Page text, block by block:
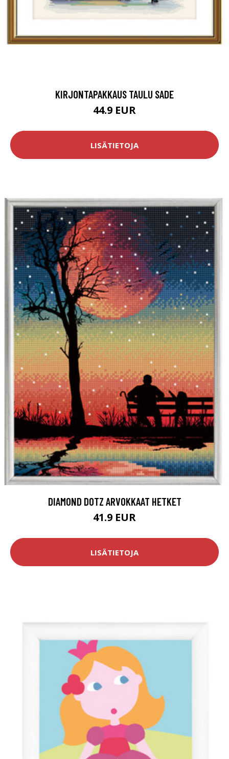
KIRJONTAPAKKAUS TAULU SADE
44.9 EUR
LISÄTIETOJA
DIAMOND DOTZ ARVOKKAAT HETKET
41.9 EUR
LISÄTIETOJA